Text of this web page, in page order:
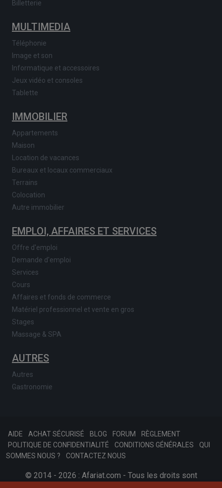
Billetterie
MULTIMEDIA
Téléphonie
Image et son
Informatique et accessoires
Jeux vidéo et consoles
Tablette
IMMOBILIER
Appartements
Maison
Location de vacances
Bureaux et locaux commerciaux
Terrains
Colocation
Autre immobilier
EMPLOI, AFFAIRES ET SERVICES
Offre d'emploi
Demande d'emploi
Services
Cours
Affaires et fonds de commerce
Matériel professionnel et vente en gros
Stages
Massage & SPA
AUTRES
Autres
Gastronomie
AIDE ACHAT SÉCURISÉ BLOG FORUM
RÈGLEMENT
POLITIQUE DE CONFIDENTIALITÉ
CONDITIONS GÉNÉRALES
QUI
SOMMES NOUS ?
CONTACTEZ NOUS
© 2014 - 2026 : Afariat.com - Tous les droits sont